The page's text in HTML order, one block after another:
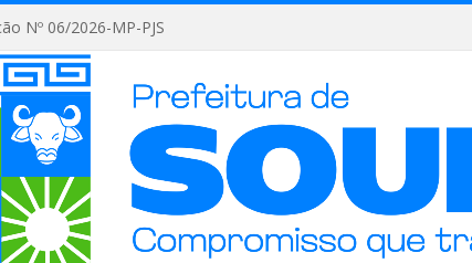
Nº 06/2026-MP-PJS